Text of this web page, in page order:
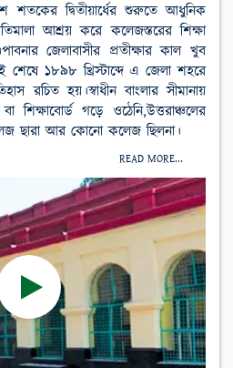
শতকের দ্বিতীয়ার্ধের শুরুতে আধুনিক
আশ্রয় করে কলেজস্তরের শিক্ষা
জেলাবাসীর প্রতীক্ষার কাল খুব
১৮৯৮ খ্রিস্টাব্দে এ জেলা শহরে
রচিত হয়।স্বাধীন বাংলার সীমানায়
শিক্ষাবোর্ড গড়ে ওঠেনি,উত্তরাঞ্চলের
ছারা আর কোনো কলেজ ছিলনা।
READ MORE...